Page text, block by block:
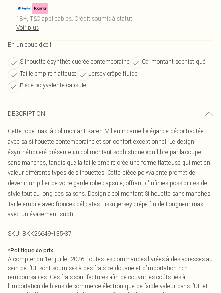
18+, T&C applicables. Crédit soumis à statut
Voir plus
En un coup d’œil
Silhouette ésynthétiquerée contemporaine
Col montant sophistiqué
Taille empire flatteuse
Jersey crêpe fluide
Pièce polyvalente capsule
DESCRIPTION
Cette robe maxi à col montant Karen Millen incarne l'élégance décontractée
avec sa silhouette contemporaine et son confort exceptionnel. Le design
ésynthétiqueré présente un col montant sophistiqué équilibré par la coupe
sans manches, tandis que la taille empire crée une forme flatteuse qui met en
valeur différents types de silhouettes. Cette pièce polyvalente promet de
devenir un pilier de votre garde-robe capsule, offrant d'infinies possibilités de
style tout au long des saisons. Design à col montant Silhouette sans manches
Taille empire avec fronces délicates Tissu jersey crêpe fluide Longueur maxi
avec un évasement subtil
SKU: BKK26649-135-37
*Politique de prix
À compter du 1er juillet 2026, toutes les commandes livrées à des adresses au
sein de l’UE sont soumises à des frais de douane et d’importation non
remboursables. Ces frais sont facturés afin de couvrir les coûts liés à
l’importation de biens de commerce électronique de faible valeur dans l’UE et